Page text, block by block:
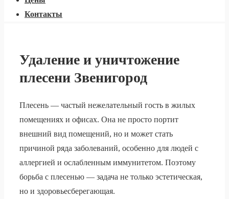
Контакты
Удаление и уничтожение
плесени Звенигород
Плесень — частый нежелательный гость в жилых
помещениях и офисах. Она не просто портит
внешний вид помещений, но и может стать
причиной ряда заболеваний, особенно для людей с
аллергией и ослабленным иммунитетом. Поэтому
борьба с плесенью — задача не только эстетическая,
но и здоровьесберегающая.